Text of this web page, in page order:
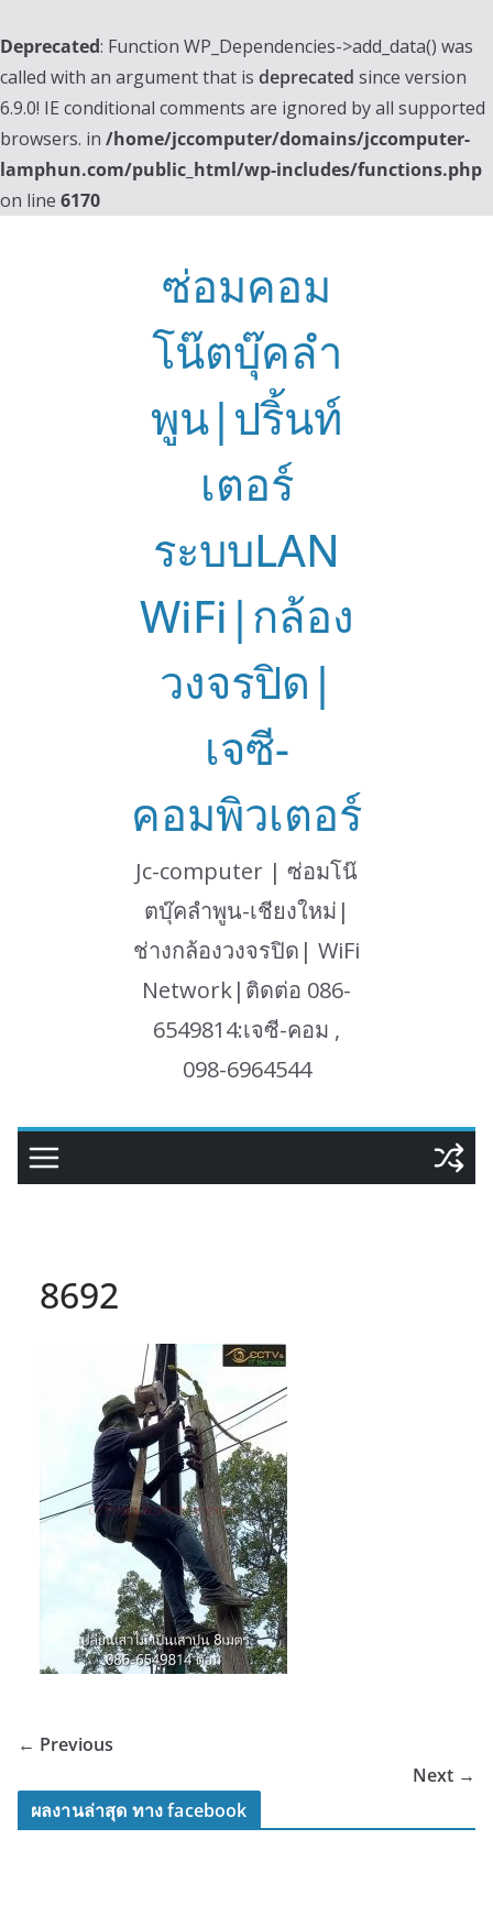
Deprecated: Function WP_Dependencies->add_data() was
called with an argument that is deprecated since version
6.9.0! IE conditional comments are ignored by all supported
browsers. in /home/jccomputer/domains/jccomputer-
lamphun.com/public_html/wp-includes/functions.php
on line 6170
ซ่อมคอม
โน๊ตบุ๊คลำ
พูน|ปริ้นท์
เตอร์
ระบบLAN
WiFi|กล้อง
วงจรปิด|
เจซี-
คอมพิวเตอร์
Jc-computer | ซ่อมโน๊
ตบุ๊คลำพูน-เชียงใหม่|
ช่างกล้องวงจรปิด| WiFi
Network|ติดต่อ 086-
6549814:เจซี-คอม ,
098-6964544
8692
← Previous
Next →
ผลงานล่าสุด ทาง facebook